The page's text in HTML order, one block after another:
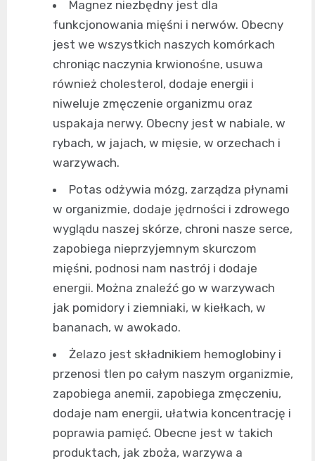
Magnez niezbędny jest dla
funkcjonowania mięśni i nerwów. Obecny
jest we wszystkich naszych komórkach
chroniąc naczynia krwionośne, usuwa
również cholesterol, dodaje energii i
niweluje zmęczenie organizmu oraz
uspakaja nerwy. Obecny jest w nabiale, w
rybach, w jajach, w mięsie, w orzechach i
warzywach.
Potas odżywia mózg, zarządza płynami
w organizmie, dodaje jędrności i zdrowego
wyglądu naszej skórze, chroni nasze serce,
zapobiega nieprzyjemnym skurczom
mięśni, podnosi nam nastrój i dodaje
energii. Można znaleźć go w warzywach
jak pomidory i ziemniaki, w kiełkach, w
bananach, w awokado.
Żelazo jest składnikiem hemoglobiny i
przenosi tlen po całym naszym organizmie,
zapobiega anemii, zapobiega zmęczeniu,
dodaje nam energii, ułatwia koncentrację i
poprawia pamięć. Obecne jest w takich
produktach, jak zboża, warzywa a